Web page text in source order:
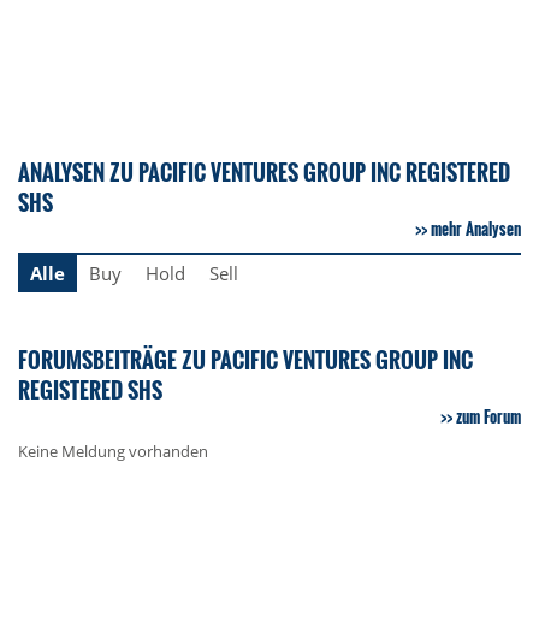
ANALYSEN ZU PACIFIC VENTURES GROUP INC REGISTERED
SHS
mehr Analysen
Alle
Buy Hold Sell
FORUMSBEITRÄGE ZU PACIFIC VENTURES GROUP INC
REGISTERED SHS
zum Forum
Keine Meldung vorhanden